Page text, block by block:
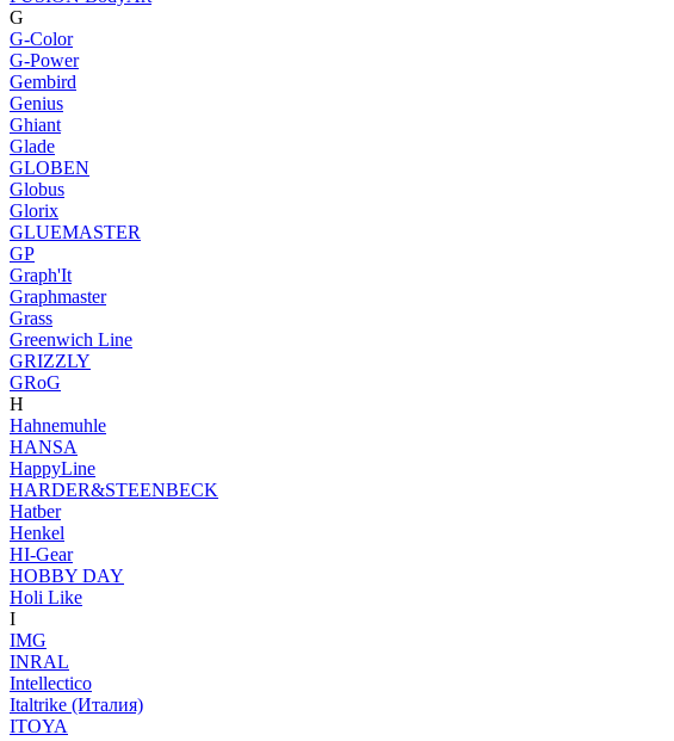
G
G-Color
G-Power
Gembird
Genius
Ghiant
Glade
GLOBEN
Globus
Glorix
GLUEMASTER
GP
Graph'It
Graphmaster
Grass
Greenwich Line
GRIZZLY
GRoG
H
Hahnemuhle
HANSA
HappyLine
HARDER&STEENBECK
Hatber
Henkel
HI-Gear
HOBBY DAY
Holi Like
I
IMG
INRAL
Intellectico
Italtrike (Италия)
ITOYA